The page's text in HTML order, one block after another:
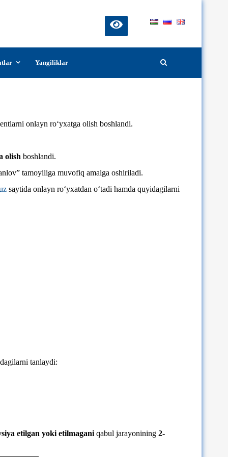
Yangiliklar
onlayn ro‘yxatga olish boshlandi.
olish boshlandi.
tamoyiliga muvofiq amalga oshiriladi.
saytida onlayn roʻyxatdan oʻtadi hamda quyidagilarni
tanlaydi:
etilgan yoki etilmagani qabul jarayonining 2-